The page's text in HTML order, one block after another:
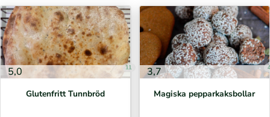
5,0 11
Glutenfritt Tunnbröd
3,7
Magiska pepparkaksbollar